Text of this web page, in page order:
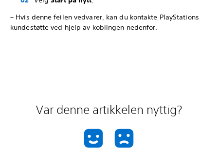
– Hvis denne feilen vedvarer, kan du kontakte PlayStations
kundestøtte ved hjelp av koblingen nedenfor.
Var denne artikkelen nyttig?